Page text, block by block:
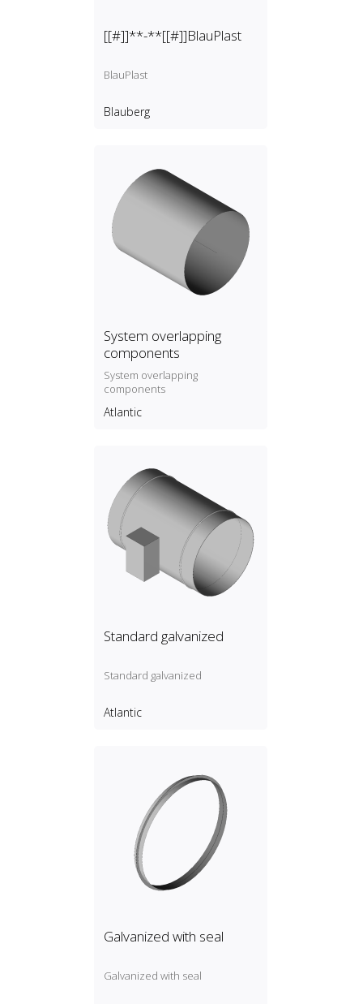
[[#]]**-**[[#]]BlauPlast
BlauPlast
Blauberg
System overlapping
components
System overlapping
components
Atlantic
Standard galvanized
Standard galvanized
Atlantic
Galvanized with seal
Galvanized with seal